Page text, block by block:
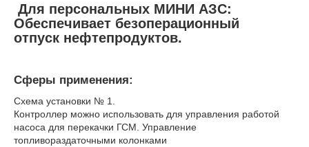
Для персональных МИНИ АЗС:
Обеспечивает безоперационный
отпуск нефтепродуктов.
Сферы применения:
Схема установки № 1.
Контроллер можно использовать для управления работой
насоса для перекачки ГСМ. Управление
топливораздаточными колонками